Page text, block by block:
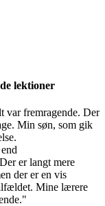
lektioner
var fremragende. Der
Min søn, som gik
er langt mere
der er en vis
Mine lærere